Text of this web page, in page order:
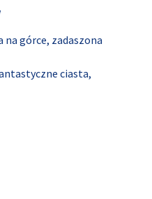
górce, zadaszona
ciasta,